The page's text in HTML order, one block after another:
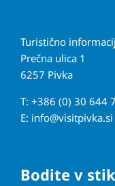
Turistično
Prečna ulica 1
6257 Pivka
T: +386 (0) 30 644
E: info@visitpivka.si
Bodite v